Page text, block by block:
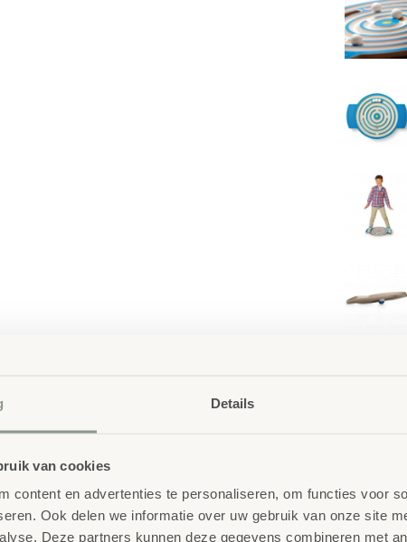
Details
van cookies
content en advertenties te personaliseren, om functies voor
Ook delen we informatie over uw gebruik van onze site
Deze partners kunnen deze gegevens combineren met
motoriek en concentratie in één
proberen met kleine bewegingen
coördinatie, spiercontrole en
: ieder
Kwaliteit: al ons
getest en voldoet